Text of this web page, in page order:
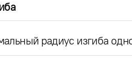
радиус изгиба